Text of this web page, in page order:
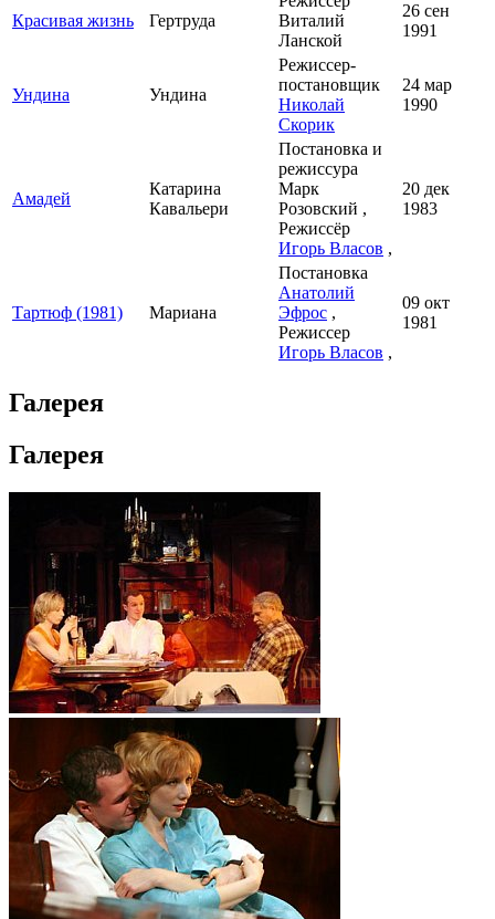
Красивая жизнь Гертруда
Виталий
Ланской
26 сен
1991
Ундина Ундина
Режиссер-
постановщик
Николай
Скорик
24 мар
1990
Амадей
Катарина
Кавальери
Постановка и
режиссура
Марк
Розовский ,
Режиссёр
Игорь Власов ,
20 дек
1983
Тартюф (1981) Мариана
Постановка
Анатолий
Эфрос ,
Режиссер
Игорь Власов ,
09 окт
1981
Галерея
Галерея